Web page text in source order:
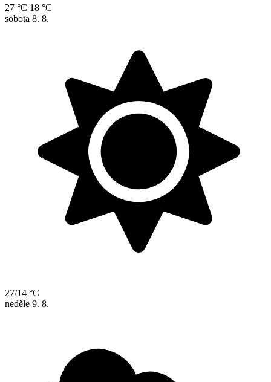
27 °C 18 °C
sobota 8. 8.
27/14 °C
neděle 9. 8.